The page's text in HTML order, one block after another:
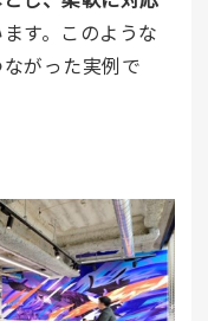
す。このような
がった実例で